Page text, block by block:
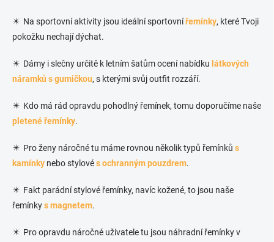
✴️ Na sportovní aktivity jsou ideální sportovnířemínky, které Tvoji
pokožku nechají dýchat.
✴️ Dámy i slečny určitě k letním šatům ocení nabídku látkových
náramků s gumičkou, s kterými svůj outfit rozzáří.
✴️ Kdo má rád opravdu pohodlný řemínek, tomu doporučíme naše
pletené řemínky.
✴️ Pro ženy náročné tu máme rovnou několik typů řemínků s
kamínky nebo stylovés ochranným pouzdrem.
✴️ Fakt parádní stylové řemínky, navíc kožené, to jsou naše
řemínkys magnetem.
✴️ Pro opravdu náročné uživatele tu jsou náhradní řemínky v